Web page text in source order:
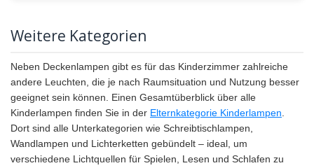
Weitere Kategorien
Neben Deckenlampen gibt es für das Kinderzimmer zahlreiche
andere Leuchten, die je nach Raumsituation und Nutzung besser
geeignet sein können. Einen Gesamtüberblick über alle
Kinderlampen finden Sie in der Elternkategorie Kinderlampen.
Dort sind alle Unterkategorien wie Schreibtischlampen,
Wandlampen und Lichterketten gebündelt – ideal, um
verschiedene Lichtquellen für Spielen, Lesen und Schlafen zu